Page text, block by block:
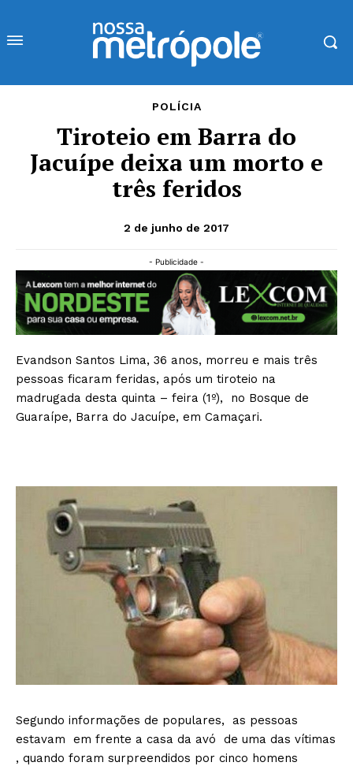
POLÍCIA
Tiroteio em Barra do
Jacuípe deixa um morto e
três feridos
2 de junho de 2017
- Publicidade -
Evandson Santos Lima, 36 anos, morreu e mais três
pessoas ficaram feridas, após um tiroteio na
madrugada desta quinta – feira (1º), no Bosque de
Guaraípe, Barra do Jacuípe, em Camaçari.
Segundo informações de populares, as pessoas
estavam em frente a casa da avó de uma das vítimas
, quando foram surpreendidos por cinco homens